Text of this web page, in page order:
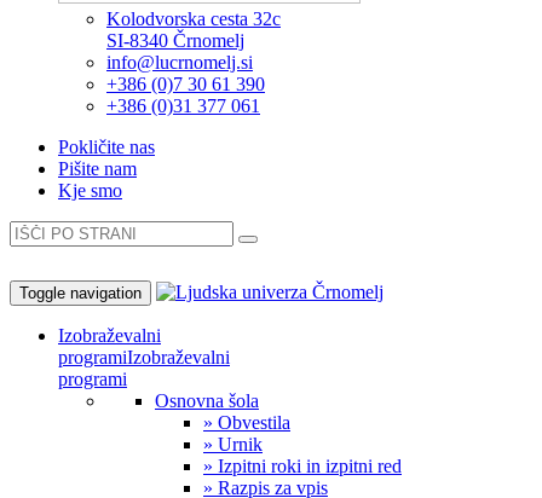
Kolodvorska cesta 32c
SI-8340 Črnomelj
info@lucrnomelj.si
+386 (0)7 30 61 390
+386 (0)31 377 061
Pokličite nas
Pišite nam
Kje smo
Toggle navigation
Izobraževalni
programiIzobraževalni
programi
Osnovna šola
» Obvestila
» Urnik
» Izpitni roki in izpitni red
» Razpis za vpis